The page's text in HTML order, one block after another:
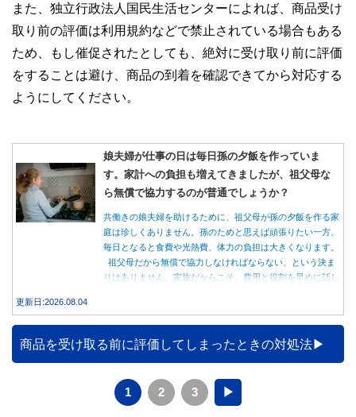
また、独立行政法人国民生活センターによれば、商品受け
取り前の評価は利用規約などで禁止されている場合もある
ため、もし催促されたとしても、絶対に受け取り前に評価
をすることは避け、商品の到着を確認できてから対応する
ようにしてください。
娘夫婦が仕事の日は毎日孫の夕飯を作っていま
す。家計への負担も増えてきましたが、祖父母な
ら無償で協力するのが普通でしょうか？
共働きの娘夫婦を助けるために、祖父母が孫の夕飯を作る家
庭は珍しくありません。孫のためと思えば頑張りたい一方、
毎日となると食費や光熱費、体力の負担は大きくなります。
祖父母だから無償で協力しなければならない、という決ま
りはありません。家族だからこそ、費用と役割を早めに話し
更新日:2026.08.04
商品を受け取る前に評価してしまったときの対処法
1 2 3 ▶